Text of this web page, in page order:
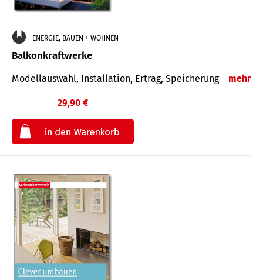
ENERGIE, BAUEN + WOHNEN
Balkonkraftwerke
Modellauswahl, Installation, Ertrag, Speicherung mehr
29,90 €